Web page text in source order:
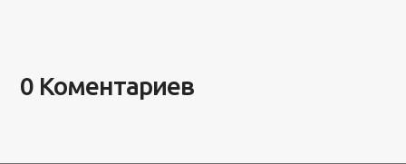
0 Коментариев